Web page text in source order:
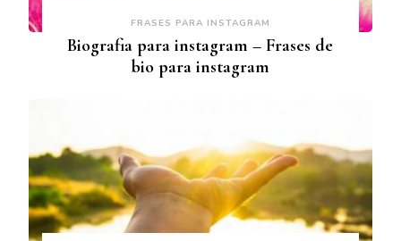
FRASES PARA INSTAGRAM
Biografia para instagram – Frases de
bio para instagram